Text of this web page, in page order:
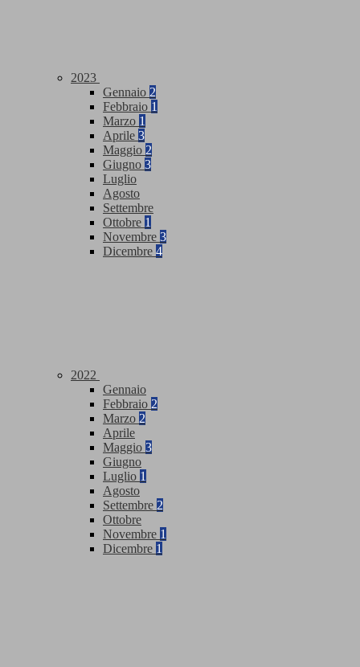
2023
Gennaio 2
Febbraio 1
Marzo 1
Aprile 3
Maggio 2
Giugno 3
Luglio
Agosto
Settembre
Ottobre 1
Novembre 3
Dicembre 4
2022
Gennaio
Febbraio 2
Marzo 2
Aprile
Maggio 3
Giugno
Luglio 1
Agosto
Settembre 2
Ottobre
Novembre 1
Dicembre 1